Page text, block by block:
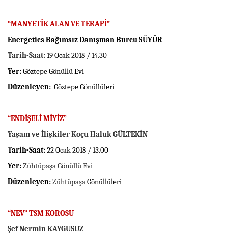
“MANYETİK ALAN VE TERAPİ”
Energetics Bağımsız Danışman Burcu SÜYÜR
Tarih-Saat:19 Ocak 2018 / 14.30
Yer:Göztepe Gönüllü Evi
Düzenleyen: Göztepe Gönüllüleri
“ENDİŞELİ MİYİZ”
Yaşam ve İlişkiler Koçu Haluk GÜLTEKİN
Tarih-Saat:22 Ocak 2018 / 13.00
Yer:Zühtüpaşa Gönüllü Evi
Düzenleyen:ZühtüpaşaGönüllüleri
“NEV” TSM KOROSU
Şef Nermin KAYGUSUZ